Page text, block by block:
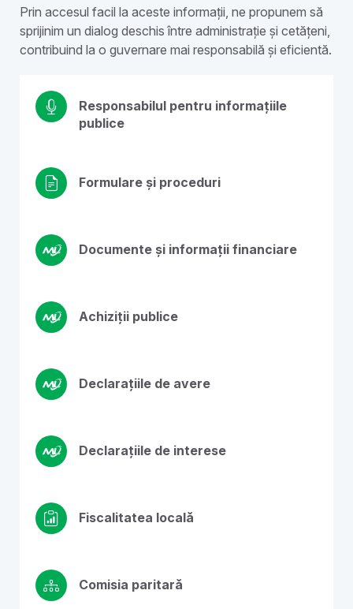
Prin accesul facil la aceste informații, ne propunem să
sprijinim un dialog deschis între administrație și cetățeni,
contribuind la o guvernare mai responsabilă și eficientă.
Responsabilul pentru informațiile
publice
Formulare și proceduri
Documente și informații financiare
Achiziții publice
Declarațiile de avere
Declarațiile de interese
Fiscalitatea locală
Comisia paritară